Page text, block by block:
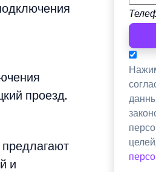
проезд.
и